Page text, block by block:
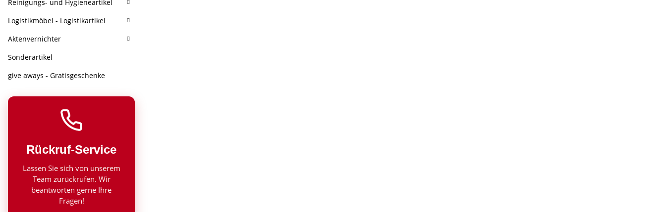
Reinigungs- und Hygieneartikel
Logistikmöbel - Logistikartikel
Aktenvernichter
Sonderartikel
give aways - Gratisgeschenke
Rückruf-Service
Lassen Sie sich von unserem
Team zurückrufen. Wir
beantworten gerne Ihre
Fragen!